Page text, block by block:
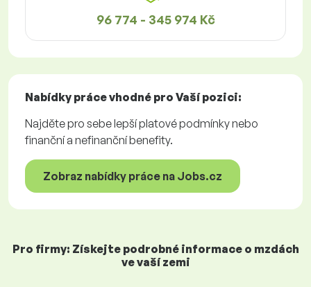
96 774 - 345 974 Kč
Nabídky prácevhodné pro Vaší pozici:
Najděte pro sebe lepší platové podmínky nebo
finanční a nefinanční benefity.
Zobraz nabídky práce na Jobs.cz
Pro firmy: Získejte podrobné informace o mzdách
ve vaší zemi